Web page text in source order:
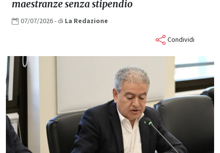
maestranze senza stipendio
07/07/2026- di La Redazione
Condividi